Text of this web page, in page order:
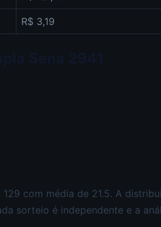
R$ 3,19
com média de 21.5. A
sorteio é independente e a